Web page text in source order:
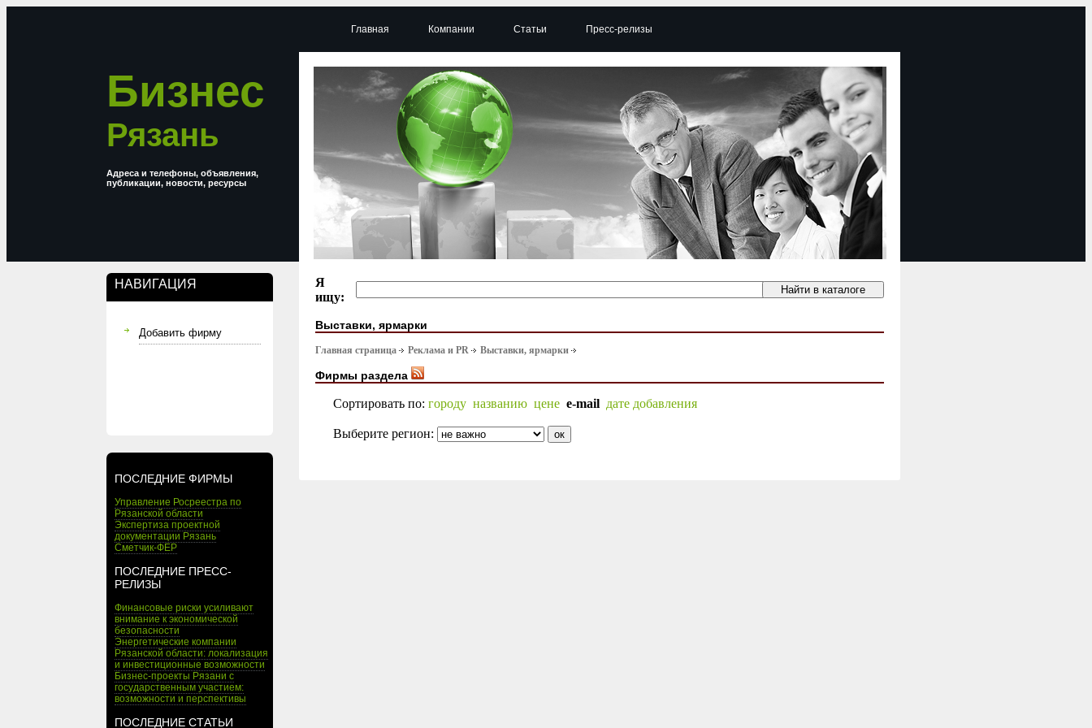
Бизнес
Рязань
Адреса и телефоны, объявления,
публикации, новости, ресурсы
НАВИГАЦИЯ
Добавить фирму
ПОСЛЕДНИЕ ФИРМЫ
Управление Росреестра по
Рязанской области
Экспертиза проектной
документации Рязань
Сметчик-ФЕР
ПОСЛЕДНИЕ ПРЕСС-
РЕЛИЗЫ
Финансовые риски усиливают
внимание к экономической
безопасности
Энергетические компании
Рязанской области: локализация
и инвестиционные возможности
Бизнес-проекты Рязани с
государственным участием:
возможности и перспективы
ПОСЛЕДНИЕ СТАТЬИ
Главная Компании Статьи Пресс-релизы
Я
ищу:
Выставки, ярмарки
Главная страница Реклама и PR Выставки, ярмарки
Фирмы раздела
Сортировать по: городу названию цене e-mail дате добавления
Выберите регион: